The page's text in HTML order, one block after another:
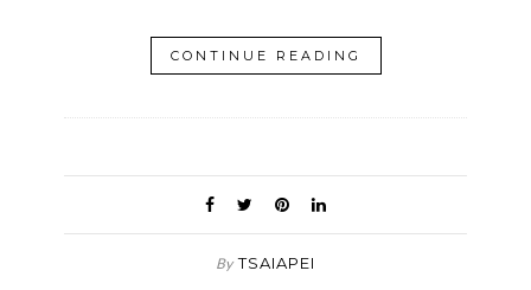
CONTINUE READING
By TSAIAPEI